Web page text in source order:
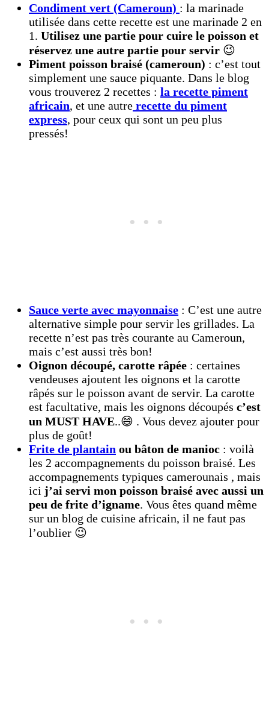
Condiment vert (Cameroun) : la marinade
utilisée dans cette recette est une marinade 2 en
1. Utilisez une partie pour cuire le poisson et
réservez une autre partie pour servir 😉
Piment poisson braisé (cameroun) : c’est tout
simplement une sauce piquante. Dans le blog
vous trouverez 2 recettes : la recette piment
africain, et une autre recette du piment
express, pour ceux qui sont un peu plus
pressés!
Sauce verte avec mayonnaise : C’est une autre
alternative simple pour servir les grillades. La
recette n’est pas très courante au Cameroun,
mais c’est aussi très bon!
Oignon découpé, carotte râpée : certaines
vendeuses ajoutent les oignons et la carotte
râpés sur le poisson avant de servir. La carotte
est facultative, mais les oignons découpés c’est
un MUST HAVE..😄 . Vous devez ajouter pour
plus de goût!
Frite de plantain ou bâton de manioc : voilà
les 2 accompagnements du poisson braisé. Les
accompagnements typiques camerounais , mais
ici j’ai servi mon poisson braisé avec aussi un
peu de frite d’igname. Vous êtes quand même
sur un blog de cuisine africain, il ne faut pas
l’oublier 😉